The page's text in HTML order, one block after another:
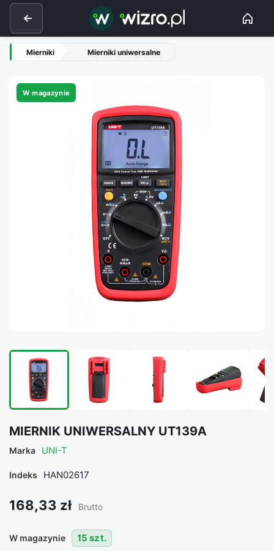
Mierniki Mierniki uniwersalne
W magazynie
MIERNIK UNIWERSALNY UT139A
Marka UNI-T
Indeks HAN02617
168,33 zł Brutto
W magazynie 15 szt.